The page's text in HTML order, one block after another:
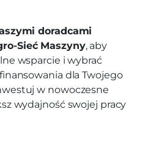
doradcami
Sieć Maszyny, aby
wsparcie i wybrać
dla Twojego
w nowoczesne
wydajność swojej pracy